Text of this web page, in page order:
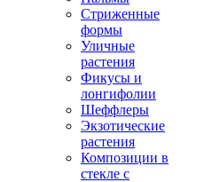
Стриженные
формы
Уличные
растения
Фикусы и
лонгифолии
Шеффлеры
Экзотические
растения
Композиции в
стекле с